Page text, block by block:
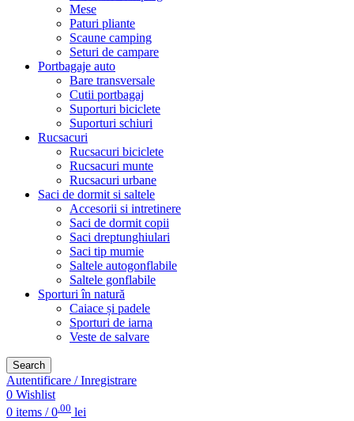
Mese
Paturi pliante
Scaune camping
Seturi de campare
Portbagaje auto
Bare transversale
Cutii portbagaj
Suporturi biciclete
Suporturi schiuri
Rucsacuri
Rucsacuri biciclete
Rucsacuri munte
Rucsacuri urbane
Saci de dormit si saltele
Accesorii si intretinere
Saci de dormit copii
Saci dreptunghiulari
Saci tip mumie
Saltele autogonflabile
Saltele gonflabile
Sporturi în natură
Caiace și padele
Sporturi de iarna
Veste de salvare
Search
Autentificare / Inregistrare
0 Wishlist
0 items / 0.00 lei